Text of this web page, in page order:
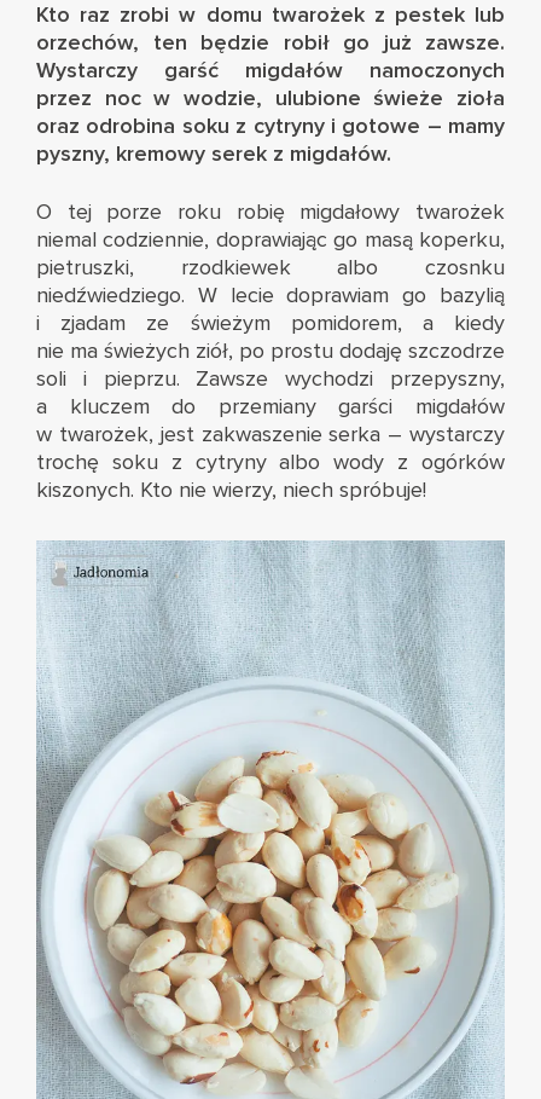
Kto raz zrobi w domu twarożek z pestek lub
orzechów, ten będzie robił go już zawsze.
Wystarczy garść migdałów namoczonych
przez noc w wodzie, ulubione świeże zioła
oraz odrobina soku z cytryny i gotowe – mamy
pyszny, kremowy serek z migdałów.
O tej porze roku robię migdałowy twarożek
niemal codziennie, doprawiając go masą koperku,
pietruszki, rzodkiewek albo czosnku
niedźwiedziego. W lecie doprawiam go bazylią
i zjadam ze świeżym pomidorem, a kiedy
nie ma świeżych ziół, po prostu dodaję szczodrze
soli i pieprzu. Zawsze wychodzi przepyszny,
a kluczem do przemiany garści migdałów
w twarożek, jest zakwaszenie serka – wystarczy
trochę soku z cytryny albo wody z ogórków
kiszonych. Kto nie wierzy, niech spróbuje!